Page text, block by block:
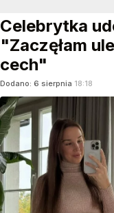
Celebrytka
"Zaczęłam
cech"
Dodano: 6 sierpnia 18:18